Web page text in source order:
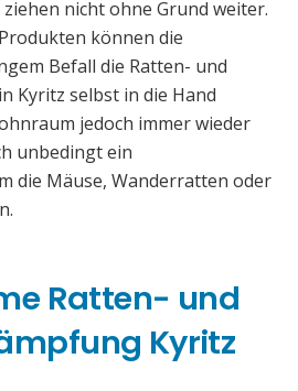
nicht ohne Grund weiter.
können die
Befall die Ratten- und
Kyritz selbst in die Hand
jedoch immer wieder
unbedingt ein
die Mäuse, Wanderratten oder
Ratten- und
Kyritz